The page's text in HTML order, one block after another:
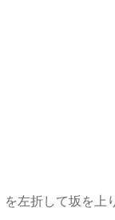
左折して坂を上